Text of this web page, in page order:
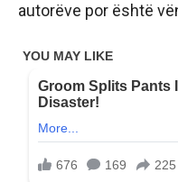
autorëve por është